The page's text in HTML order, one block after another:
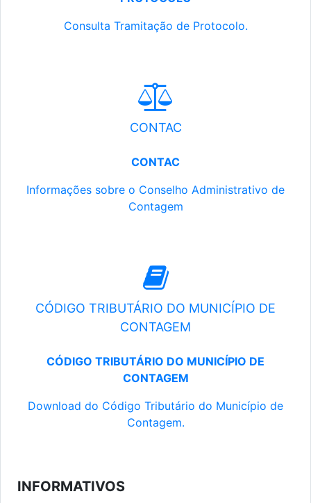
Consulta Tramitação de Protocolo.
CONTAC
CONTAC
Informações sobre o Conselho Administrativo de
Contagem
CÓDIGO TRIBUTÁRIO DO MUNICÍPIO DE
CONTAGEM
CÓDIGO TRIBUTÁRIO DO MUNICÍPIO DE
CONTAGEM
Download do Código Tributário do Município de
Contagem.
INFORMATIVOS